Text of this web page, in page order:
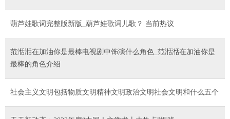
葫芦娃歌词完整版新版_葫芦娃歌词儿歌？ 当前热议
范湉湉在加油你是最棒电视剧中饰演什么角色_范湉湉在加油你是
最棒的角色介绍
社会主义文明包括物质文明精神文明政治文明社会文明和什么五个